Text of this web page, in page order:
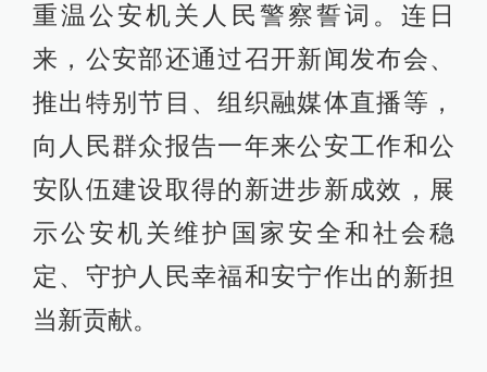
重温公安机关人民警察誓词。连日
来，公安部还通过召开新闻发布会、
推出特别节目、组织融媒体直播等，
向人民群众报告一年来公安工作和公
安队伍建设取得的新进步新成效，展
示公安机关维护国家安全和社会稳
定、守护人民幸福和安宁作出的新担
当新贡献。